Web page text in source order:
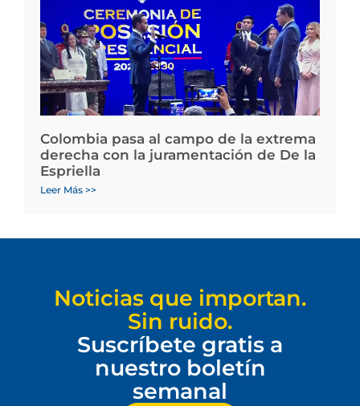
Colombia pasa al campo de la extrema
derecha con la juramentación de De la
Espriella
Leer Más >>
Noticias que importan.
Sin ruido.
Suscríbete gratis a
nuestro boletín
semanal